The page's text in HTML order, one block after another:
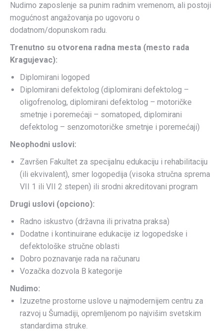
Nudimo zaposlenje sa punim radnim vremenom, ali postoji
mogućnost angažovanja po ugovoru o
dodatnom/dopunskom radu.
Trenutno su otvorena radna mesta (mesto rada
Kragujevac):
Diplomirani logoped
Diplomirani defektolog (diplomirani defektolog –
oligofrenolog, diplomirani defektolog – motoričke
smetnje i poremećaji – somatoped, diplomirani
defektolog – senzomotoričke smetnje i poremećaji)
Neophodni uslovi:
Završen Fakultet za specijalnu edukaciju i rehabilitaciju
(ili ekvivalent), smer logopedija (visoka stručna sprema
VII 1 ili VII 2 stepen) ili srodni akreditovani program
Drugi uslovi (opciono):
Radno iskustvo (državna ili privatna praksa)
Dodatne i kontinuirane edukacije iz logopedske i
defektološke stručne oblasti
Dobro poznavanje rada na računaru
Vozačka dozvola B kategorije
Nudimo:
Izuzetne prostorne uslove u najmodernijem centru za
razvoj u Šumadiji, opremljenom po najvišim svetskim
standardima struke.